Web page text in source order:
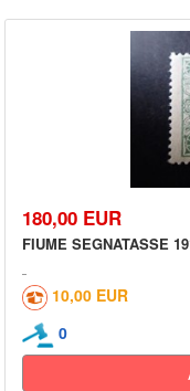
180,00 EUR
FIUME SEGNATASSE
10,00 EUR
0